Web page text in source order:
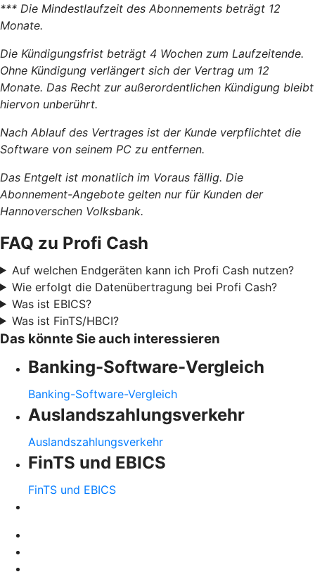
*** Die Mindestlaufzeit des Abonnements beträgt 12
Monate.
Die Kündigungsfrist beträgt 4 Wochen zum Laufzeitende.
Ohne Kündigung verlängert sich der Vertrag um 12
Monate. Das Recht zur außerordentlichen Kündigung bleibt
hiervon unberührt.
Nach Ablauf des Vertrages ist der Kunde verpflichtet die
Software von seinem PC zu entfernen.
Das Entgelt ist monatlich im Voraus fällig. Die
Abonnement-Angebote gelten nur für Kunden der
Hannoverschen Volksbank.
FAQ zu Profi Cash
Auf welchen Endgeräten kann ich Profi Cash nutzen?
Wie erfolgt die Datenübertragung bei Profi Cash?
Was ist EBICS?
Was ist FinTS/HBCI?
Das könnte Sie auch interessieren
Banking-Software-Vergleich
Banking-Software-Vergleich
Auslandszahlungsverkehr
Auslandszahlungsverkehr
FinTS und EBICS
FinTS und EBICS